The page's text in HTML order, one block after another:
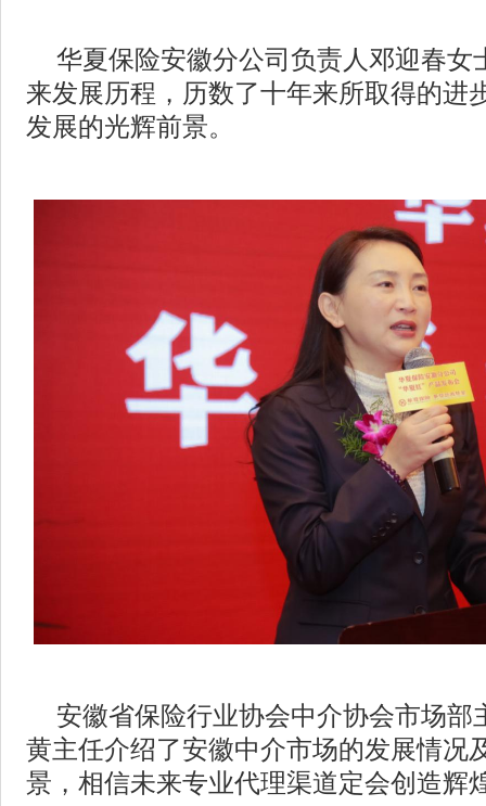
华夏保险安徽分公司负责人邓迎春女
来发展历程，历数了十年来所取得的进
发展的光辉前景。
安徽省保险行业协会中介协会市场部
黄主任介绍了安徽中介市场的发展情况
景，相信未来专业代理渠道定会创造辉